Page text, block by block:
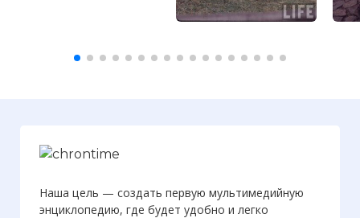
Наша цель — создать первую мультимедийную
энциклопедию, где будет удобно и легко